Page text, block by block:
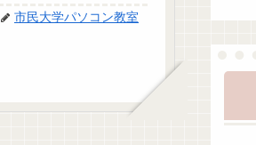
市民大学パソコン教室